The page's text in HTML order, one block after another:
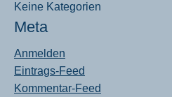
Keine Kategorien
Meta
Anmelden
Eintrags-Feed
Kommentar-Feed